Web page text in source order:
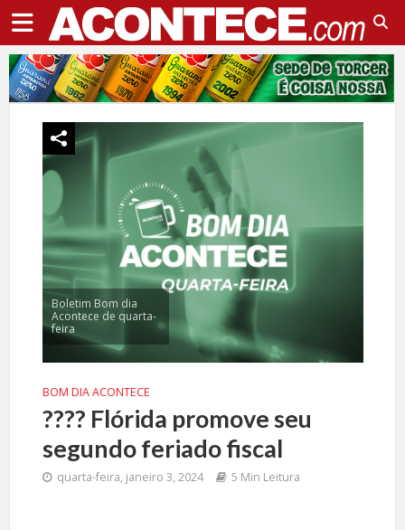
Boletim Bom dia
Acontece de quarta-
feira
BOM DIA ACONTECE
???? Flórida promove seu
segundo feriado fiscal
quarta-feira, janeiro 3, 2024 5 Min Leitura